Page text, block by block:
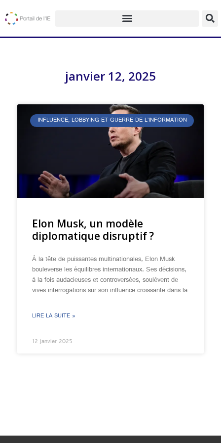
janvier 12, 2025
INFLUENCE, LOBBYING ET GUERRE DE L’INFORMATION
Elon Musk, un modèle
diplomatique disruptif ?
À la tête de puissantes multinationales, Elon Musk
bouleverse les équilibres internationaux. Ses décisions,
à la fois audacieuses et controversées, soulèvent de
vives interrogations sur son influence croissante dans la
LIRE LA SUITE »
12 janvier 2025